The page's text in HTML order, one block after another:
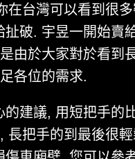
在台灣可以看到很
扯破. 宇昱一開始賣
由於大家對於看到
各位的需求.
的建議, 用短把手的
長把手的到最後很